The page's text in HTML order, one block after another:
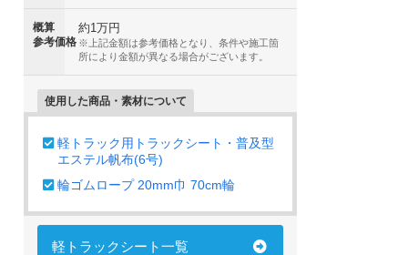
概算
参考価格
約1万円
※上記金額は参考価格となり、条件や施工箇
所により金額が異なる場合がございます。
使用した商品・素材について
軽トラック用トラックシート・普及型
エステル帆布(6号)
輪ゴムロープ 20mm巾 70cm輪
軽トラックシート一覧